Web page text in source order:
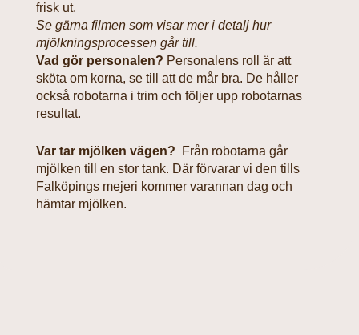
frisk ut.
Se gärna filmen som visar mer i detalj hur
mjölkningsprocessen går till.
Vad gör personalen? Personalens roll är att
sköta om korna, se till att de mår bra. De håller
också robotarna i trim och följer upp robotarnas
resultat.
Var tar mjölken vägen? Från robotarna går
mjölken till en stor tank. Där förvarar vi den tills
Falköpings mejeri kommer varannan dag och
hämtar mjölken.